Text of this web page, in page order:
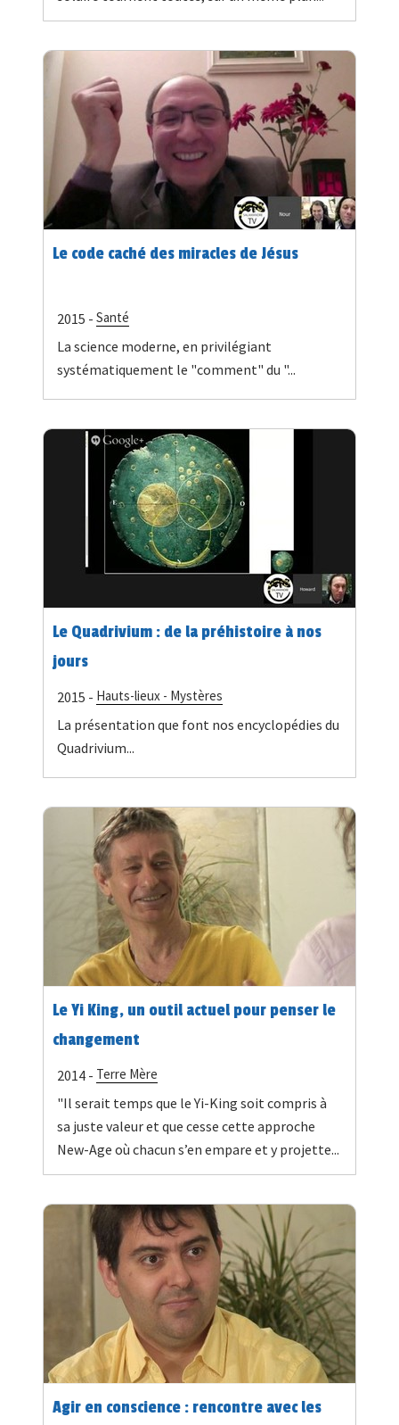
Le code caché des miracles de Jésus
2015 - Santé
La science moderne, en privilégiant
systématiquement le "comment" du "...
Le Quadrivium : de la préhistoire à nos
jours
2015 - Hauts-lieux - Mystères
La présentation que font nos encyclopédies du
Quadrivium...
Le Yi King, un outil actuel pour penser le
changement
2014 - Terre Mère
"Il serait temps que le Yi-King soit compris à
sa juste valeur et que cesse cette approche
New-Age où chacun s’en empare et y projette...
Agir en conscience : rencontre avec les